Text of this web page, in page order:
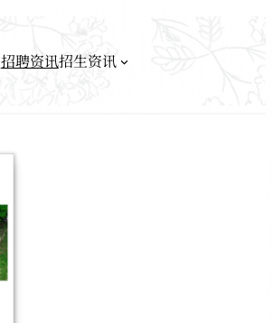
招聘资讯招生资讯